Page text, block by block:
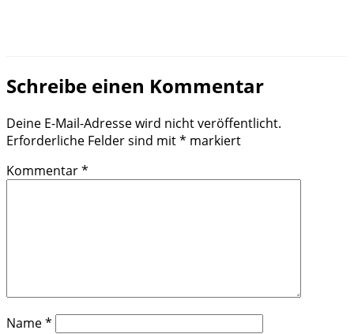
Schreibe einen Kommentar
Deine E-Mail-Adresse wird nicht veröffentlicht.
Erforderliche Felder sind mit* markiert
Kommentar*
Name*